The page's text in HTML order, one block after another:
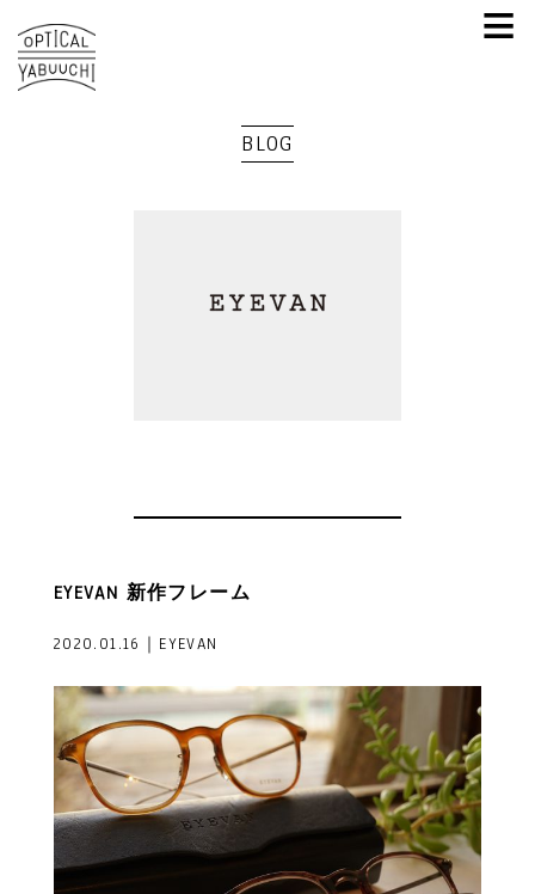
≡
BLOG
EYEVAN 新作フレーム
2020.01.16｜EYEVAN